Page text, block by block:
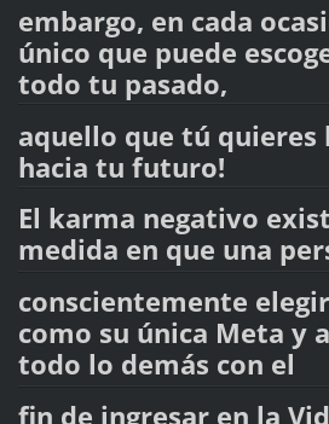
embargo, en cada
único que puede
todo tu pasado,
aquello que tú
hacia tu futuro!
El karma negativo
medida en que una
conscientemente
como su única Meta y
todo lo demás con el
fin de ingresar en la